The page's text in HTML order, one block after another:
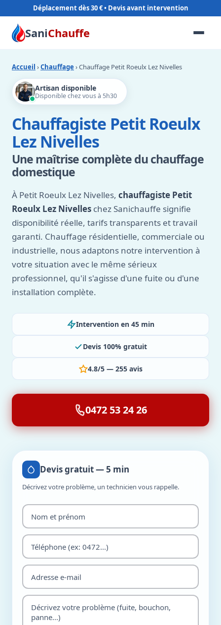
Déplacement dès 30 €
SaniChauffe
Accueil ›Chauffage › Chauffage Petit Roeulx Lez Nivelles
Artisan disponible
Disponible chez vous à 5h30
Chauffagiste Petit Roeulx
Lez Nivelles
Une maîtrise complète du chauffage
domestique
À Petit Roeulx Lez Nivelles, chauffagiste Petit
Roeulx Lez Nivelles chez Sanichauffe signifie
disponibilité réelle, tarifs transparents et travail
garanti. Chauffage résidentielle, commerciale ou
industrielle, nous adaptons notre intervention à
votre situation avec le même sérieux
professionnel, qu'il s'agisse d'une fuite ou d'une
installation complète.
Intervention en 45 min
Devis 100% gratuit
4.8/5 — 255 avis
0472 53 24 26
Devis gratuit — 5 min
Décrivez votre problème, un technicien vous rappelle.